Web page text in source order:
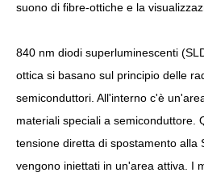
suono di fibre-ottiche e la
840 nm diodi superluminescenti
ottica si basano sul principio delle
semiconduttori. All'interno c'è
materiali speciali a semiconduttore.
tensione diretta di spostamento alla
vengono iniettati in un'area attiva. I